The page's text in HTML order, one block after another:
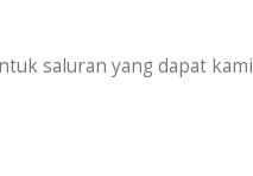
saluran yang dapat kami